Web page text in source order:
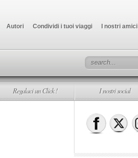
Autori Condividi i tuoi viaggi I nostri amici
Regalaci un Click ! I nostri social